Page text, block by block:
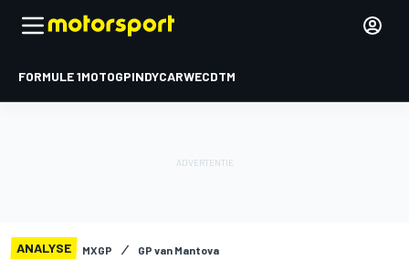
FORMULE 1MOTOGPINDYCARWECDTM
ANALYSE MXGP GP van Mantova